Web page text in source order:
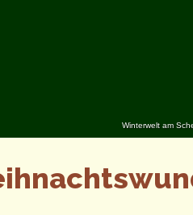
Winterwelt am